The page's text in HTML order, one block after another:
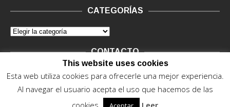
CATEGORÍAS
CONTACTO
Vinilo Negro.
Consultas de anunciantes y Legal, en vinilo at
This website uses cookies
Esta web utiliza cookies para ofrecerle una mejor experiencia.
Al navegar el usuario acepta el uso que hacemos de las
cookies.
Leer